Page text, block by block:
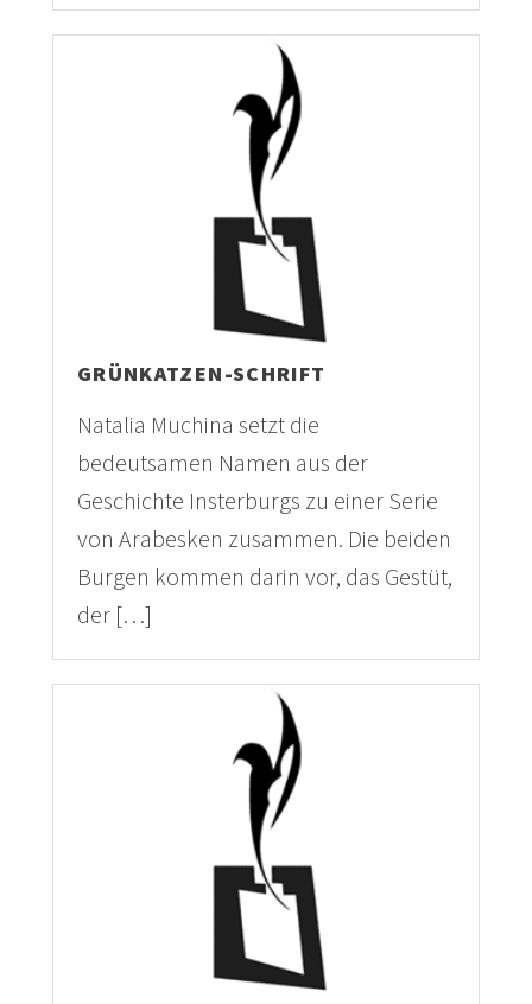
GRÜNKATZEN-SCHRIFT
Natalia Muchina setzt die
bedeutsamen Namen aus der
Geschichte Insterburgs zu einer Serie
von Arabesken zusammen. Die beiden
Burgen kommen darin vor, das Gestüt,
der […]